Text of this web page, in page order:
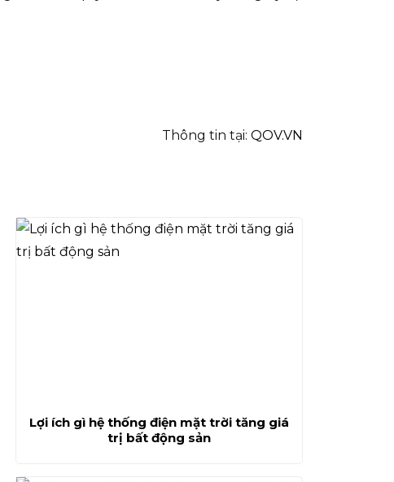
Thông tin tại: QOV.VN
Lợi ích gì hệ thống điện mặt trời tăng giá
trị bất động sản